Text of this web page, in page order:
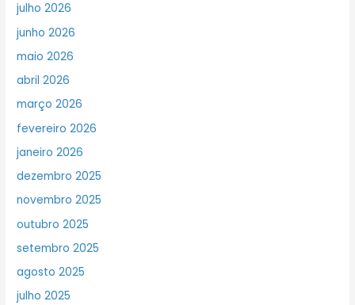
julho 2026
junho 2026
maio 2026
abril 2026
março 2026
fevereiro 2026
janeiro 2026
dezembro 2025
novembro 2025
outubro 2025
setembro 2025
agosto 2025
julho 2025